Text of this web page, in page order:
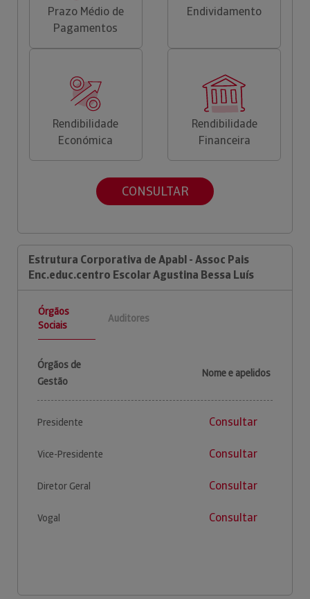
Prazo Médio de
Pagamentos
Endividamento
Rendibilidade
Económica
Rendibilidade
Financeira
CONSULTAR
Estrutura Corporativa de Apabl - Assoc Pais
Enc.educ.centro Escolar Agustina Bessa Luís
Órgãos
Sociais
Auditores
Órgãos de
Gestão
Nome e apelidos
Presidente Consultar
Vice-Presidente Consultar
Diretor Geral Consultar
Vogal Consultar